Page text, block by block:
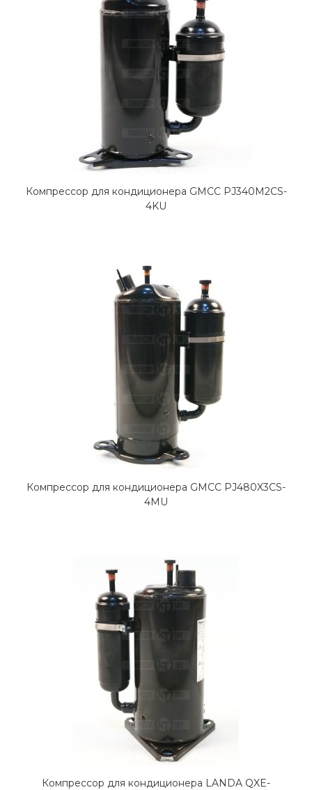
Компрессор для кондиционера GMCC PJ340M2CS-
4KU
Компрессор для кондиционера GMCC PJ480X3CS-
4MU
Компрессор для кондиционера LANDA QXE-